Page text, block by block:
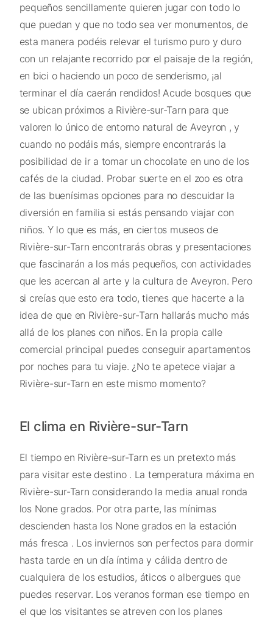
pequeños sencillamente quieren jugar con todo lo
que puedan y que no todo sea ver monumentos, de
esta manera podéis relevar el turismo puro y duro
con un relajante recorrido por el paisaje de la región,
en bici o haciendo un poco de senderismo, ¡al
terminar el día caerán rendidos! Acude bosques que
se ubican próximos a Rivière-sur-Tarn para que
valoren lo único de entorno natural de Aveyron , y
cuando no podáis más, siempre encontrarás la
posibilidad de ir a tomar un chocolate en uno de los
cafés de la ciudad. Probar suerte en el zoo es otra
de las buenísimas opciones para no descuidar la
diversión en familia si estás pensando viajar con
niños. Y lo que es más, en ciertos museos de
Rivière-sur-Tarn encontrarás obras y presentaciones
que fascinarán a los más pequeños, con actividades
que les acercan al arte y la cultura de Aveyron. Pero
si creías que esto era todo, tienes que hacerte a la
idea de que en Rivière-sur-Tarn hallarás mucho más
allá de los planes con niños. En la propia calle
comercial principal puedes conseguir apartamentos
por noches para tu viaje. ¿No te apetece viajar a
Rivière-sur-Tarn en este mismo momento?
El clima en Rivière-sur-Tarn
El tiempo en Rivière-sur-Tarn es un pretexto más
para visitar este destino . La temperatura máxima en
Rivière-sur-Tarn considerando la media anual ronda
los None grados. Por otra parte, las mínimas
descienden hasta los None grados en la estación
más fresca . Los inviernos son perfectos para dormir
hasta tarde en un día íntima y cálida dentro de
cualquiera de los estudios, áticos o albergues que
puedes reservar. Los veranos forman ese tiempo en
el que los visitantes se atreven con los planes